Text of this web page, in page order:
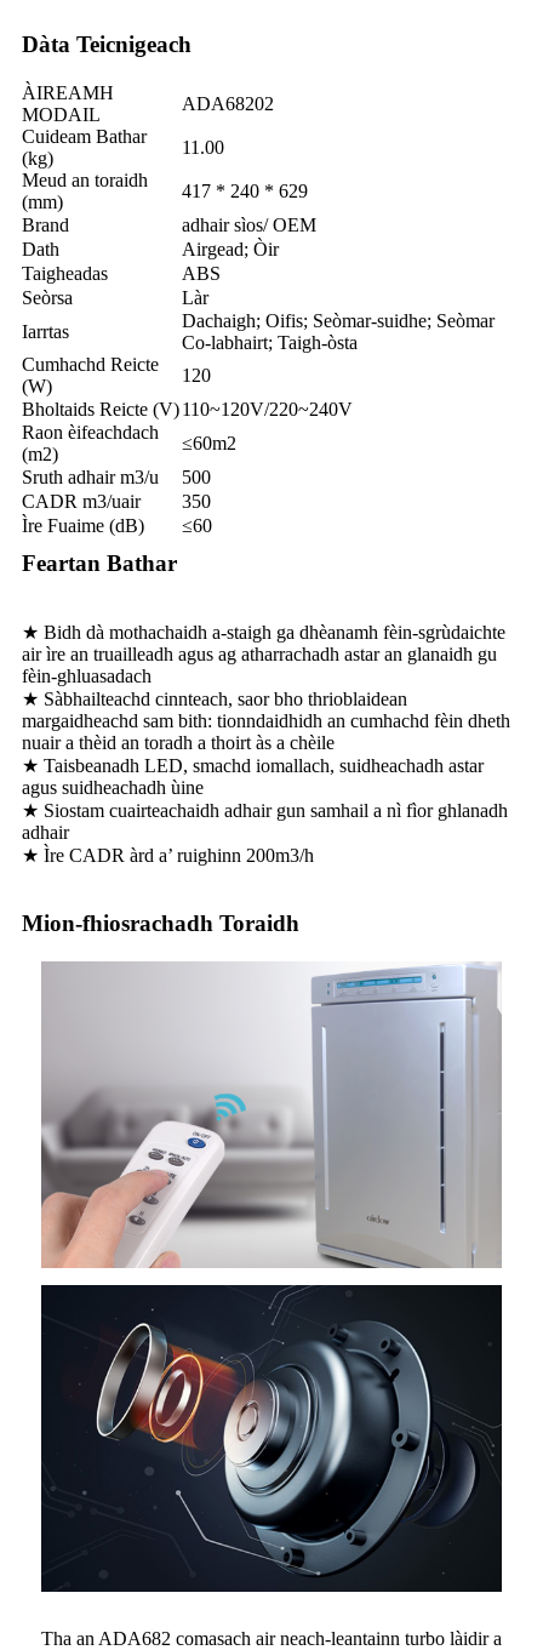
Dàta Teicnigeach
ÀIREAMH
MODAIL
ADA68202
Cuideam Bathar
(kg)
11.00
Meud an toraidh
(mm)
417 * 240 * 629
Brand
adhair sìos/ OEM
Dath
Airgead; Òir
Taigheadas
ABS
Seòrsa
Làr
Iarrtas
Dachaigh; Oifis; Seòmar-suidhe; Seòmar
Co-labhairt; Taigh-òsta
Cumhachd Reicte
(W)
120
Bholtaids Reicte (V)110~120V/220~240V
Raon èifeachdach
(m2)
≤60m2
Sruth adhair m3/u
500
CADR m3/uair
350
Ìre Fuaime (dB)
≤60
Feartan Bathar
★ Bidh dà mothachaidh a-staigh ga dhèanamh fèin-sgrùdaichte
air ìre an truailleadh agus ag atharrachadh astar an glanaidh gu
fèin-ghluasadach
★ Sàbhailteachd cinnteach, saor bho thrioblaidean
margaidheachd sam bith: tionndaidhidh an cumhachd fèin dheth
nuair a thèid an toradh a thoirt às a chèile
★ Taisbeanadh LED, smachd iomallach, suidheachadh astar
agus suidheachadh ùine
★ Siostam cuairteachaidh adhair gun samhail a nì fìor ghlanadh
adhair
★ Ìre CADR àrd a’ ruighinn 200m3/h
Mion-fhiosrachadh Toraidh
Tha an ADA682 comasach air neach-leantainn turbo làidir a